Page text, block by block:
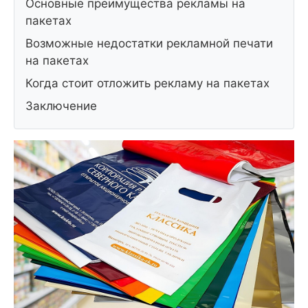
Основные преимущества рекламы на
пакетах
Возможные недостатки рекламной печати
на пакетах
Когда стоит отложить рекламу на пакетах
Заключение